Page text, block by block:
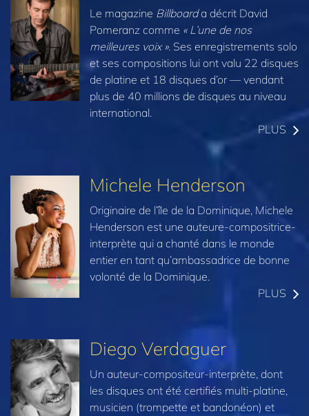
Le magazine Billboarda décrit David
Pomeranz comme « L’une de nos
meilleures voix ». Ses enregistrements solo
et ses compositions lui ont valu 22 disques
de platine et 18 disques d’or — vendant
plus de 40 millions de disques au niveau
international.
PLUS
Michele Henderson
Originaire de l’île de la Dominique, Michele
Henderson est une auteure-compositrice-
interprète qui a chanté dans le monde
entier en tant qu’ambassadrice de bonne
volonté de la Dominique.
PLUS
Diego Verdaguer
Un auteur-compositeur-interprète, dont
les disques ont été certifiés multi-platine,
musicien (trompette et bandonéon) et